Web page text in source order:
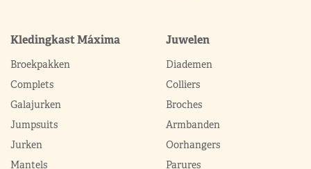
Kledingkast Máxima
Broekpakken
Complets
Galajurken
Jumpsuits
Jurken
Mantels
Juwelen
Diademen
Colliers
Broches
Armbanden
Oorhangers
Parures